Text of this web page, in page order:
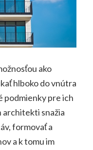
ako
hlboko do vnútra
podmienky pre ich
architekti snažia
formovať a
a k tomu im